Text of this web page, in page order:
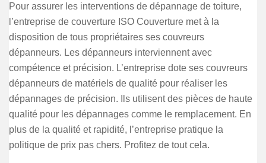
Pour assurer les interventions de dépannage de toiture,
l’entreprise de couverture ISO Couverture met à la
disposition de tous propriétaires ses couvreurs
dépanneurs. Les dépanneurs interviennent avec
compétence et précision. L’entreprise dote ses couvreurs
dépanneurs de matériels de qualité pour réaliser les
dépannages de précision. Ils utilisent des pièces de haute
qualité pour les dépannages comme le remplacement. En
plus de la qualité et rapidité, l’entreprise pratique la
politique de prix pas chers. Profitez de tout cela.